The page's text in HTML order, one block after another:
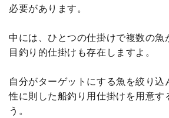
必要があります。
中には、ひとつの仕掛けで複数の魚
目釣り的仕掛けも存在しますよ。
自分がターゲットにする魚を絞り込
性に則した船釣り用仕掛けを用意す
う。